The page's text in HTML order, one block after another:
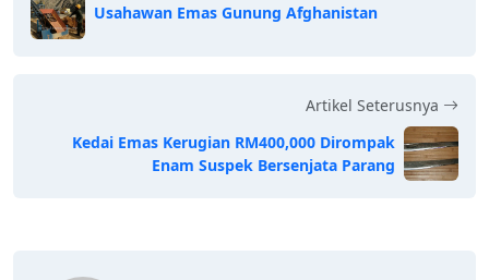
Usahawan Emas Gunung Afghanistan
Artikel Seterusnya
Kedai Emas Kerugian RM400,000 Dirompak
Enam Suspek Bersenjata Parang